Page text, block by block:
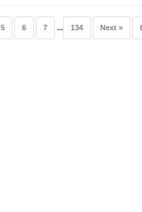
5 6 7 ... 134 Next »